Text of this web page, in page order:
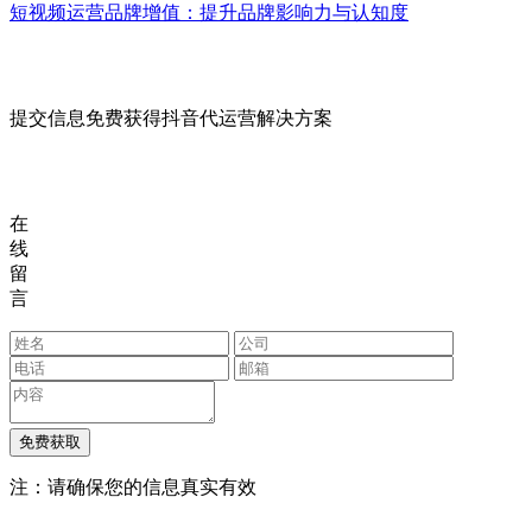
短视频运营品牌增值：提升品牌影响力与认知度
提交信息免费获得抖音代运营解决方案
在
线
留
言
注：请确保您的信息真实有效